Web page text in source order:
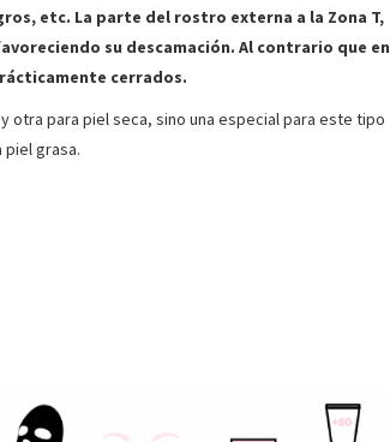
etc. La parte del rostro externa a la Zona T,
su descamación. Al contrario que en
cerrados.
otra para piel seca, sino una especial para este tipo
piel grasa.